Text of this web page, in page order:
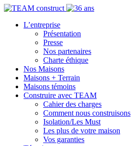
L’entreprise
Présentation
Presse
Nos partenaires
Charte éthique
Nos Maisons
Maisons + Terrain
Maisons témoins
Construire avec TEAM
Cahier des charges
Comment nous construisons
Isolation/Les Must
Les plus de votre maison
Vos garanties